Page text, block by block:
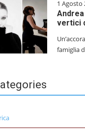
1 Agosto
vertici
famiglia